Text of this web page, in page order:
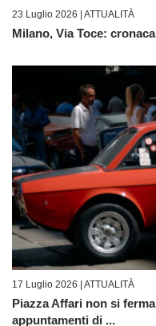
23 Luglio 2026 | ATTUALITÀ
Milano, Via Toce:
17 Luglio 2026 | ATTUALITÀ
Piazza Affari non si
appuntamenti di ...